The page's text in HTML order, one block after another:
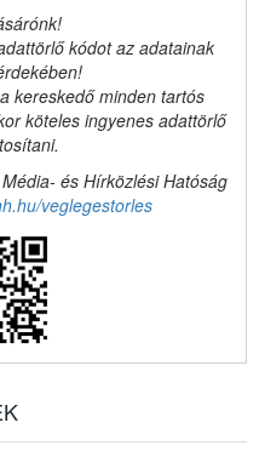
kódot az adatainak
kereskedő minden tartós
köteles ingyenes adattörlő
és Hírközlési Hatóság
veglegestorles